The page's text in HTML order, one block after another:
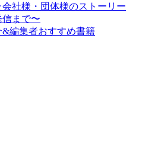
社様・団体様のストーリー
まで〜
編集者おすすめ書籍